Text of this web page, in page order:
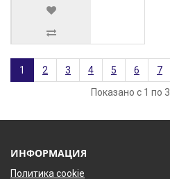
1 2 3 4 5 6 7
Показано с 1 по
ИНФОРМАЦИЯ
Политика cookie